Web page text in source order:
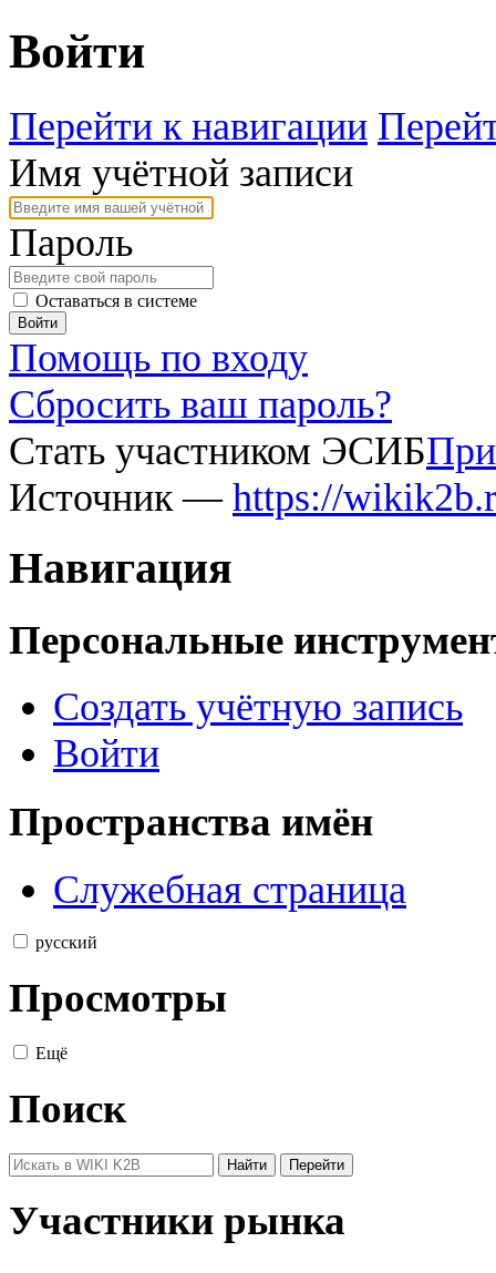
Войти
Перейти к навигации
Имя учётной записи
Пароль
Оставаться в системе
Войти
Помощь по входу
Сбросить ваш пароль?
Стать участником ЭСИБ
Источник — https://
Навигация
Персональные
Создать учётную запись
Войти
Пространства имён
Служебная страница
русский
Просмотры
Ещё
Поиск
Участники рынка